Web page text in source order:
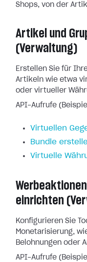
Shops, von der
Artikel und
(Verwaltung)
Erstellen Sie für
Artikeln wie etwa
oder virtueller
API-Aufrufe
Virtuellen
Bundle
Virtuelle
einrichten
Konfigurieren Sie
Monetarisierung,
Belohnungen oder
API-Aufrufe